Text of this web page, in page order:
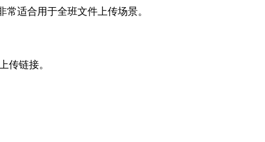
适合用于全班文件上传场景。
传链接。